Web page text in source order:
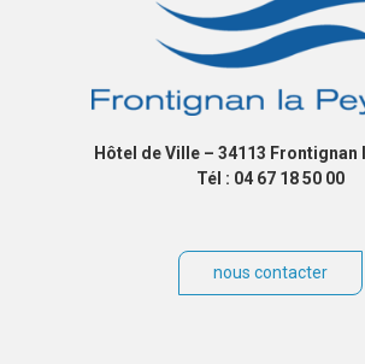
Hôtel de Ville – 34113 Frontignan
Tél : 04 67 18 50 00
nous contacter